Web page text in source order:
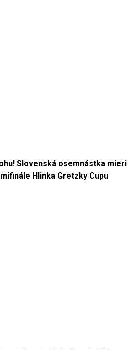
Slovenská osemnástka mieri
Hlinka Gretzky Cupu